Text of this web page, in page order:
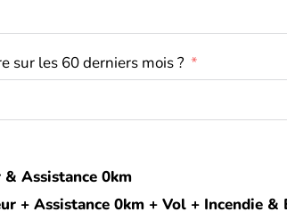
sur les 60 derniers mois ?
Assistance 0km
+ Assistance 0km + Vol + Incendie &